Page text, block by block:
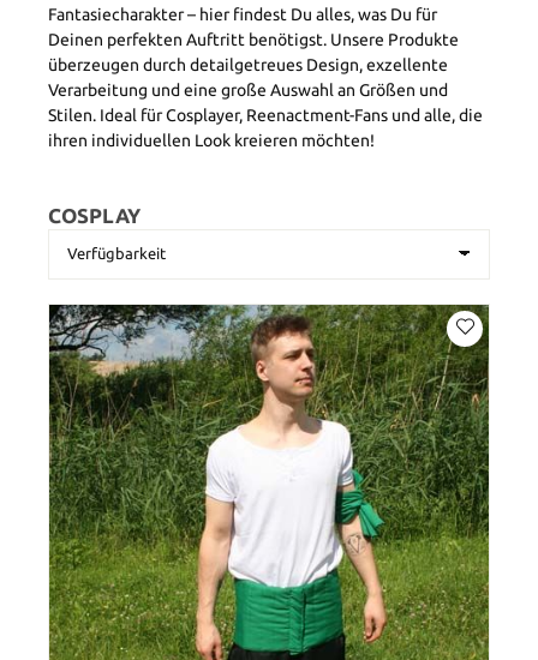
Fantasiecharakter – hier findest Du alles, was Du für
Deinen perfekten Auftritt benötigst. Unsere Produkte
überzeugen durch detailgetreues Design, exzellente
Verarbeitung und eine große Auswahl an Größen und
Stilen. Ideal für Cosplayer, Reenactment-Fans und alle, die
ihren individuellen Look kreieren möchten!
COSPLAY